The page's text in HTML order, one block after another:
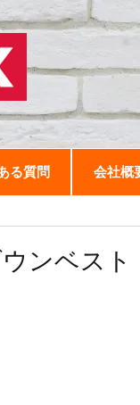
る質問 会社概
ンベスト